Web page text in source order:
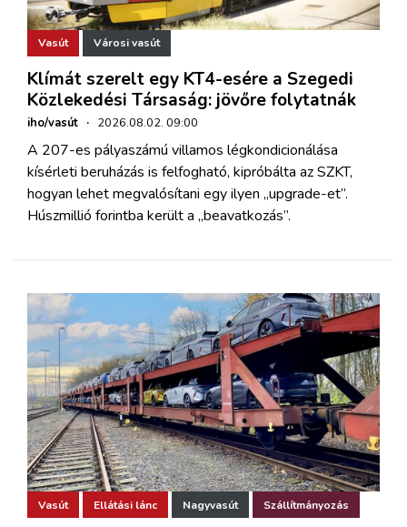
Vasút Városi vasút
Klímát szerelt egy KT4-esére a Szegedi
Közlekedési Társaság: jövőre folytatnák
iho/vasút · 2026.08.02. 09:00
A 207-es pályaszámú villamos légkondicionálása
kísérleti beruházás is felfogható, kipróbálta az SZKT,
hogyan lehet megvalósítani egy ilyen „upgrade-et”.
Húszmillió forintba került a „beavatkozás”.
Vasút Ellátási lánc Nagyvasút Szállítmányozás